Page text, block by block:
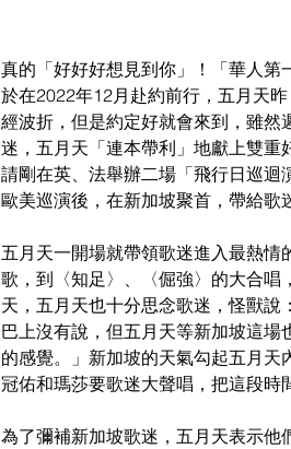
真的「好好好想見到你」！「華人
於在2022年12月赴約前行，五月天
經波折，但是約定好就會來到，雖
迷，五月天「連本帶利」地獻上雙
請剛在英、法舉辦二場「飛行日巡
歐美巡演後，在新加坡聚首，帶給歌
五月天一開場就帶領歌迷進入最熱
歌，到〈知足〉、〈倔強〉的大合唱
天，五月天也十分思念歌迷，怪獸
巴上沒有說，但五月天等新加坡這
的感覺。」新加坡的天氣勾起五月天
冠佑和瑪莎要歌迷大聲唱，把這段時
為了彌補新加坡歌迷，五月天表示